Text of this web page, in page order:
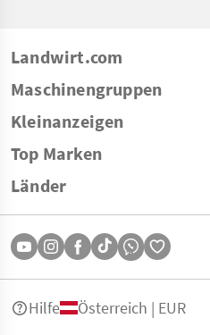
Landwirt.com
Maschinengruppen
Kleinanzeigen
Top Marken
Länder
Hilfe Österreich | EUR